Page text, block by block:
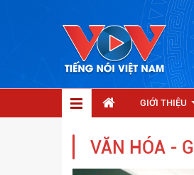
GIỚI THIỆU
VĂN HÓA -